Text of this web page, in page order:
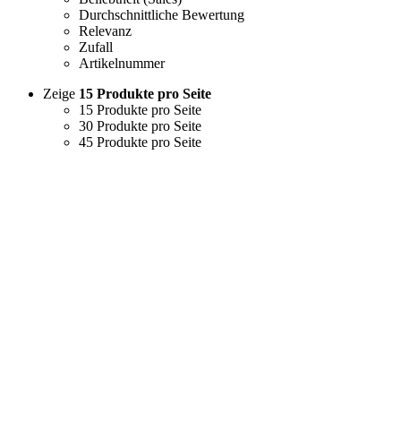
Durchschnittliche Bewertung
Relevanz
Zufall
Artikelnummer
Zeige 15 Produkte pro Seite
15 Produkte pro Seite
30 Produkte pro Seite
45 Produkte pro Seite